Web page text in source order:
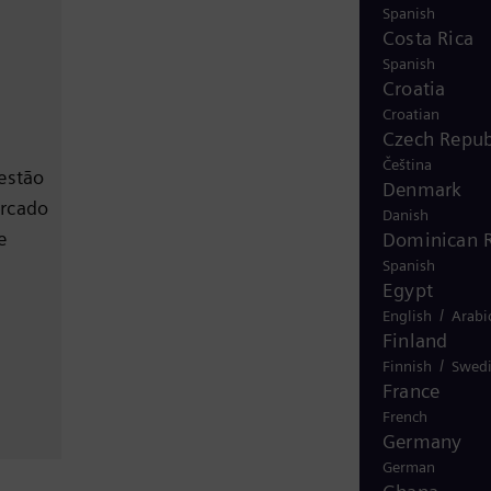
Spanish
Costa Rica
Spanish
Croatia
Croatian
Czech
Čeština
Denmark
Danish
Dominican
Spanish
Egypt
English /
Finland
Finnish /
France
French
Germany
German